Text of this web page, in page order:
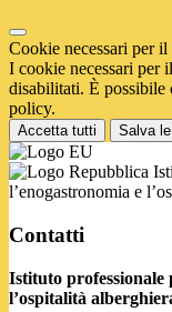
Cookie necessari per
I cookie necessari per
disabilitati. È possibile
policy.
Accetta tutti Salva
l’enogastronomia e
Contatti
Istituto professionale
l’ospitalità